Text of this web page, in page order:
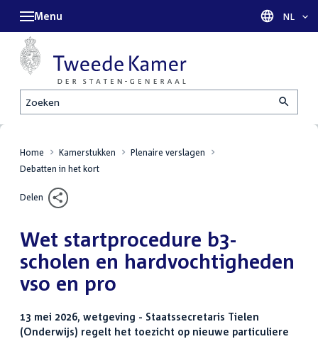
Zoeken
Menu Taal
NL
Home Kamerstukken
Plenaire verslagen
Debatten in het kort
Delen
Wet startprocedure b3-
scholen en hardvochtigheden
vso en pro
13 mei 2026, wetgeving - Staatssecretaris Tielen
(Onderwijs) regelt het toezicht op nieuwe particuliere